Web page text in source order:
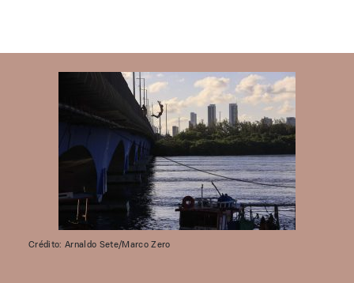
Crédito: Arnaldo Sete/Marco Zero